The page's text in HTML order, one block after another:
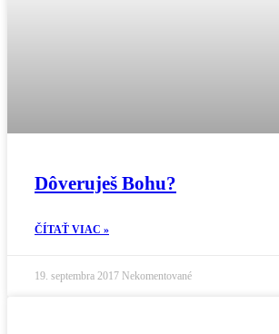
Dôveruješ Bohu?
ČÍTAŤ VIAC »
19. septembra 2017 Nekomentované